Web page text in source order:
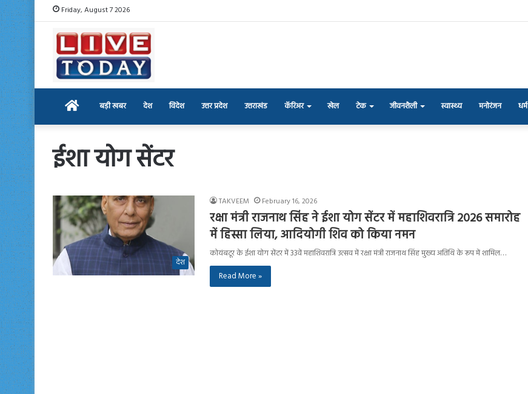
Friday, August 7 2026
Home बड़ी खबर देश विदेश उत्तर प्रदेश उत्तराखंड कॅरिअर खेल टेक जीवनशैली स्वास्थ्य मनोरंजन धर्म
ईशा योग सेंटर
देश
TAKVEEM February 16, 2026
रक्षा मंत्री राजनाथ सिंह ने ईशा योग सेंटर में महाशिवरात्रि 2026 समारोह
में हिस्सा लिया, आदियोगी शिव को किया नमन
कोयंबटूर के ईशा योग सेंटर में 33वें महाशिवरात्रि उत्सव में रक्षा मंत्री राजनाथ सिंह मुख्य अतिथि के रूप में शामिल…
Read More »